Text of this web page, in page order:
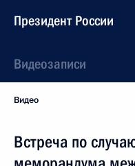
Президент России
Видеозаписи
Видео
Встреча по